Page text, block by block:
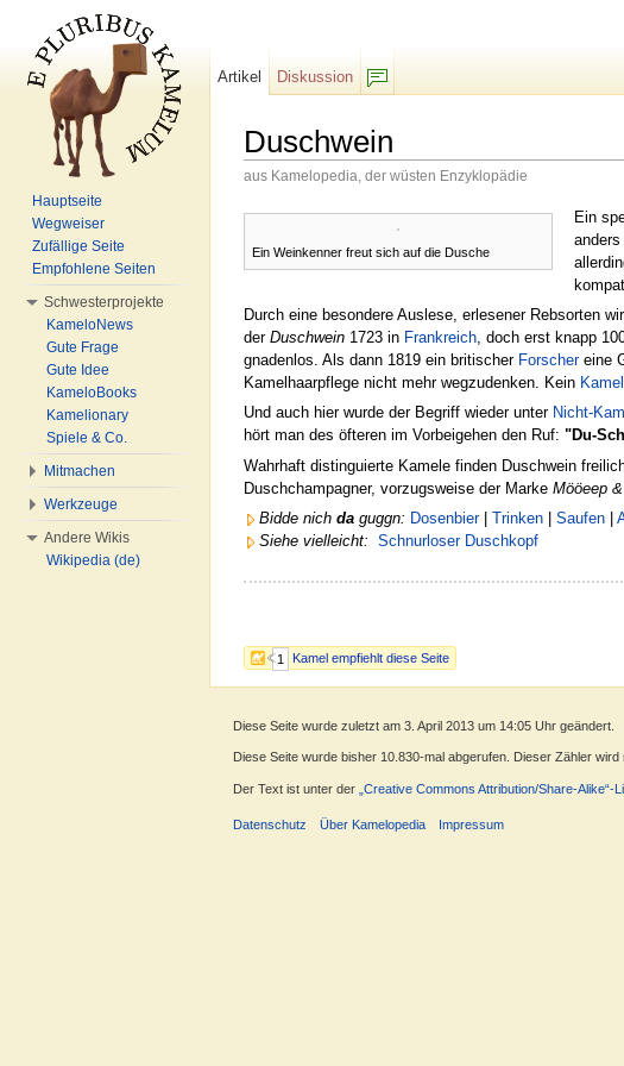
Duschwein
aus Kamelopedia, der wüsten Enzyklopädie
1 Kamel empfiehlt diese Seite
Ein Weinkenner freut sich auf die Dusche
Ein
Durch eine besondere Auslese, erlesener Rebsorten
der Duschwein 1723 in Frankreich , doch erst knapp
gnadenlos. Als dann 1819 ein britischer Forschereine
Kamelhaarpflege nicht mehr wegzudenken. Kein Kamel
Und auch hier wurde der Begriff wieder unter Nicht-
hört man des öfteren im Vorbeigehen den Ruf: "Du-
Wahrhaft distinguierte Kamele finden Duschwein
Duschchampagner, vorzugsweise der Marke Mööeep
Bidde nich da guggn: Dosenbier| Trinken Saufen
Siehe vielleicht: Schnurloser Duschkopf
Artikel
Diskussion
Hauptseite
Wegweiser
Zufällige Seite
Empfohlene Seiten
Schwesterprojekte
KameloNews
Gute Frage
Gute Idee
KameloBooks
Kamelionary
Spiele & Co.
Mitmachen
Werkzeuge
Andere Wikis
Wikipedia (de)
Diese Seite wurde zuletzt am 3. April 2013 um 14:05 Uhr geändert.
Diese Seite wurde bisher 10.830-mal abgerufen. Dieser Zähler
Der Text ist unter der „Creative Commons Attribution/Share-Alike“-
Datenschutz Über Kamelopedia Impressum